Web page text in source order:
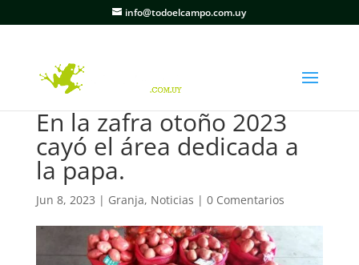
info@todoelcampo.com.uy
En la zafra otoño 2023
cayó el área dedicada a
la papa.
Jun 8, 2023 | Granja, Noticias | 0 Comentarios